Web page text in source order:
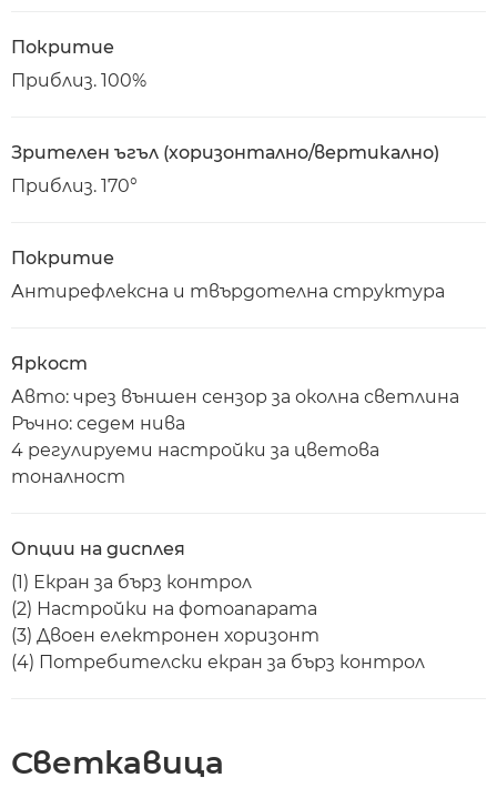
Покритие
Приблиз. 100%
Зрителен ъгъл (хоризонтално/вертикално)
Приблиз. 170°
Покритие
Антирефлексна и твърдотелна структура
Яркост
Авто: чрез външен сензор за околна светлина
Ръчно: седем нива
4 регулируеми настройки за цветова
тоналност
Опции на дисплея
(1) Екран за бърз контрол
(2) Настройки на фотоапарата
(3) Двоен електронен хоризонт
(4) Потребителски екран за бърз контрол
Светкавица